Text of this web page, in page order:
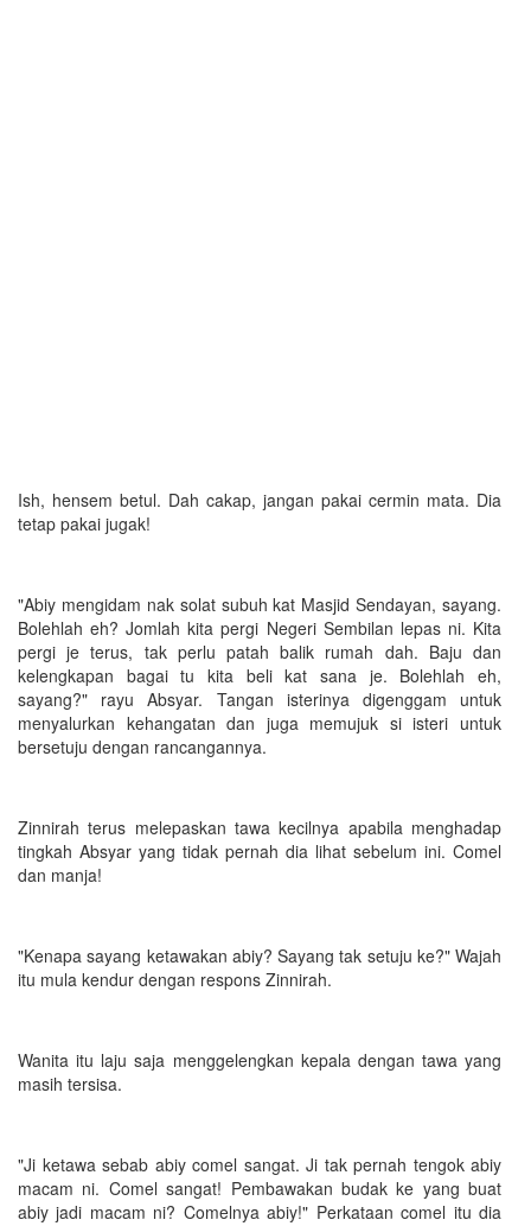
Ish, hensem betul. Dah cakap, jangan pakai cermin mata. Dia
tetap pakai jugak!
"Abiy mengidam nak solat subuh kat Masjid Sendayan, sayang.
Bolehlah eh? Jomlah kita pergi Negeri Sembilan lepas ni. Kita
pergi je terus, tak perlu patah balik rumah dah. Baju dan
kelengkapan bagai tu kita beli kat sana je. Bolehlah eh,
sayang?" rayu Absyar. Tangan isterinya digenggam untuk
menyalurkan kehangatan dan juga memujuk si isteri untuk
bersetuju dengan rancangannya.
Zinnirah terus melepaskan tawa kecilnya apabila menghadap
tingkah Absyar yang tidak pernah dia lihat sebelum ini. Comel
dan manja!
"Kenapa sayang ketawakan abiy? Sayang tak setuju ke?" Wajah
itu mula kendur dengan respons Zinnirah.
Wanita itu laju saja menggelengkan kepala dengan tawa yang
masih tersisa.
"Ji ketawa sebab abiy comel sangat. Ji tak pernah tengok abiy
macam ni. Comel sangat! Pembawakan budak ke yang buat
abiy jadi macam ni? Comelnya abiy!" Perkataan comel itu dia